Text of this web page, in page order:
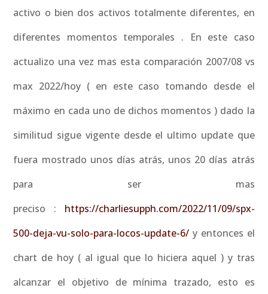
activo o bien dos activos totalmente diferentes, en
diferentes momentos temporales . En este caso
actualizo una vez mas esta comparación 2007/08 vs
max 2022/hoy ( en este caso tomando desde el
máximo en cada uno de dichos momentos ) dado la
similitud sigue vigente desde el ultimo update que
fuera mostrado unos días atrás, unos 20 días atrás
para ser mas
preciso : https://charliesupph.com/2022/11/09/spx-
500-deja-vu-solo-para-locos-update-6/ y entonces el
chart de hoy ( al igual que lo hiciera aquel ) y tras
alcanzar el objetivo de mínima trazado, esto es